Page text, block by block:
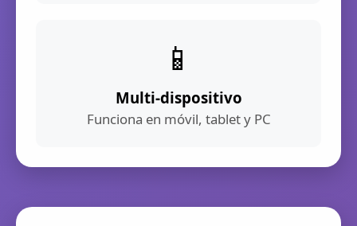
📱
Multi-dispositivo
Funciona en móvil, tablet y PC